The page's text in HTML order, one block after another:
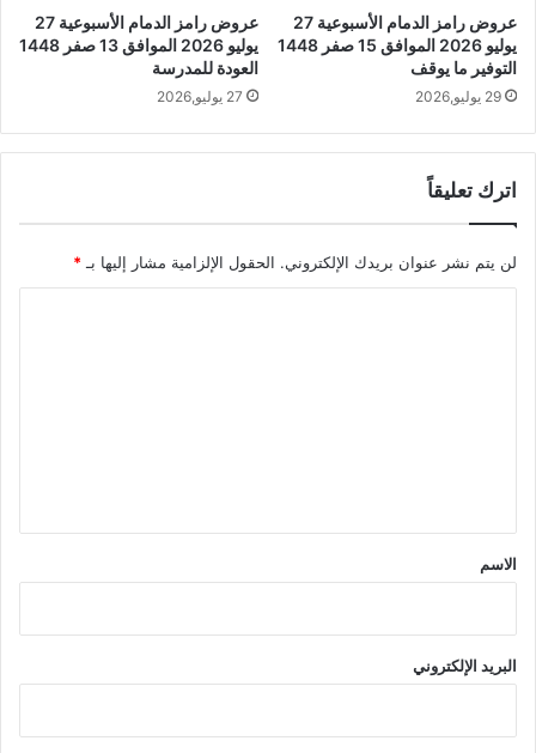
عروض رامز الدمام الأسبوعية 27
يوليو 2026 الموافق 15 صفر 1448
التوفير ما يوقف
29 يوليو,2026
عروض رامز الدمام الأسبوعية 27
يوليو 2026 الموافق 13 صفر 1448
العودة للمدرسة
27 يوليو,2026
اترك تعليقاً
لن يتم نشر عنوان بريدك الإلكتروني. الحقول الإلزامية مشار إليها بـ *
*
الاسم
البريد الإلكتروني